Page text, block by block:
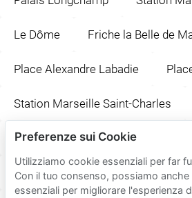
Le Dôme Friche la Belle de
Place Alexandre Labadie
Station Marseille Saint-Charles
Patinoire Palais Omnisports
Centre Commercial Centre Bourse
Preferenze sui Cookie
Utilizziamo cookie essenziali per far
Con il tuo consenso, possiamo
essenziali per migliorare l'esperienza